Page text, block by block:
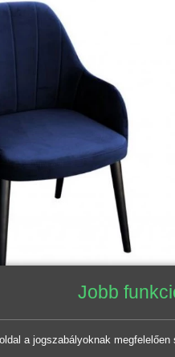
Jobb
jogszabályoknak megfelelően